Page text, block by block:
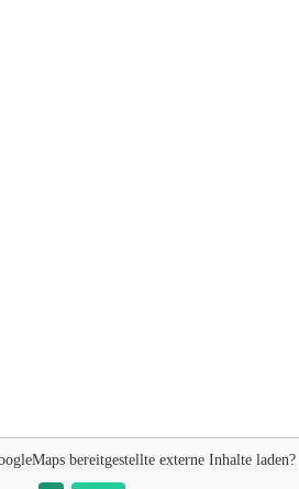
bereitgestellte externe Inhalte laden?